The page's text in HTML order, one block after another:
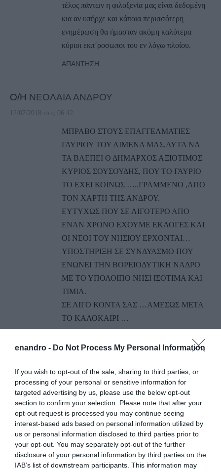
enandro - Do Not Process My Personal Information
If you wish to opt-out of the sale, sharing to third parties, or
processing of your personal or sensitive information for
targeted advertising by us, please use the below opt-out
section to confirm your selection. Please note that after your
opt-out request is processed you may continue seeing
interest-based ads based on personal information utilized by
us or personal information disclosed to third parties prior to
your opt-out. You may separately opt-out of the further
disclosure of your personal information by third parties on the
IAB’s list of downstream participants. This information may
τέλος πάντων η φιλοξενία μας είναι δεδομένη
κια αν υπήρχε και κάποια περισσότερη
ενημέρωση θα ήμασταν ακόμη καλύτερα
κύριοι εκπ΄ροσωποι του εν λόγω πλοίου.
ΑΠΆΝΤΗΣΗ
Ο/Η ΝΕΟΛΑΙΑ ΑΝΔΡΟΥ
12/07/2018 στις 06:42
ΜΠΡΑΒΟ ΣΤΟΥΣ ΕΠΑΓΓΕΛΜΑΤΙΕΣ
ΓΑΥΡΙΟΥ ΤΟΥ ΛΙΜΕΝΑ ΜΑΣ.ΑΥΤΑ ΝΑ
ΤΑ ΒΛΕΠΕΙ Ο ΔΗΜΑΡΧΟΣ ΑΞΙΟΤΙΜΟΣ
ΚΥΡΙΟΣ ΣΟΥΣΟΥΔΗΣ, ΠΟΥ ΤΟ ΓΑΥΡΙΟ
ΤΟ ΕΧΕΙ ΚΟΙΝΩΣ …..ΓΡΑΜΜΕΝΟ ,ΑΠΟ
ΤΟΝ ΧΑΡΤΗ ΤΗΣ ΑΝΔΡΟΥ.
ΕΥΤΥΧΩΣ ΠΟΥ ΣΕ ΛΙΓΟΤΕΡΟ ΑΠΟ
ΕΝΑΝ ΧΡΟΝΟ ΕΧΟΥΜΕ ΕΚΛΟΓΕΣ ΚΑΙ
ΟΙ ΝΕΟΙ ΤΟΥ ΝΗΣΙΟΥ ΕΡΧΟΝΤΑΙ…
ΥΠΟΣΤΗΡΙΞΗ ΣΕ ΣΥΝΔΥΑΣΜΟ ΠΟΥ
ΕΝΩΝΕΙ ΤΗΝ ΒΟΡΕΙΟΔΥΤΙΚΗ ΝΑΔΡΟ
ΜΕ ΤΟ ΥΠΟΛΟΙΠΟ ΝΗΣΙ ΙΣΟΤΙΜΑ ΚΑΙ
ΤΙΜΙΑ.
ΣΕ ΛΙΓΟ ΚΟΝΤΑ ΣΑΣ …ΑΜΕΣΩΣ ΜΕΤΑ
ΤΟ ΚΑΛΟΚΑΙΡΙ …
ΑΦΉΣΤΕ ΈΝΑ ΣΧΌΛΙΟ
Η ηλ. διεύθυνση σας δεν δημοσιεύεται. Τα υποχρεωτικά πεδία
σημειώνονται με*